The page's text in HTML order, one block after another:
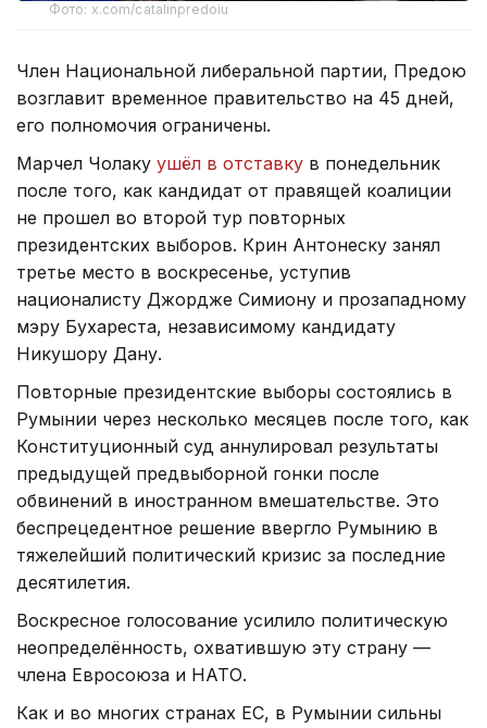
Фото: x.com/catalinpredoiu
Член Национальной либеральной партии, Предою
возглавит временное правительство на 45 дней,
его полномочия ограничены.
Марчел Чолаку ушёл в отставку в понедельник
после того, как кандидат от правящей коалиции
не прошел во второй тур повторных
президентских выборов. Крин Антонеску занял
третье место в воскресенье, уступив
националисту Джордже Симиону и прозападному
мэру Бухареста, независимому кандидату
Никушору Дану.
Повторные президентские выборы состоялись в
Румынии через несколько месяцев после того, как
Конституционный суд аннулировал результаты
предыдущей предвыборной гонки после
обвинений в иностранном вмешательстве. Это
беспрецедентное решение ввергло Румынию в
тяжелейший политический кризис за последние
десятилетия.
Воскресное голосование усилило политическую
неопределённость, охватившую эту страну —
члена Евросоюза и НАТО.
Как и во многих странах ЕС, в Румынии сильны